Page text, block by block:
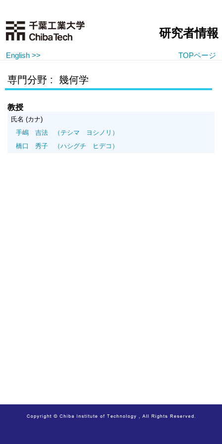
研究者情報
English >> TOPページ
専門分野 : 幾何学
教授
氏名 (カナ)
手嶋 吉法
（テシマ ヨシノリ）
橋口 秀子
（ハシグチ ヒデコ）